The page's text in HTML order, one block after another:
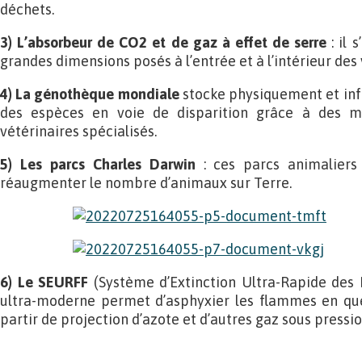
déchets.
3) L’absorbeur de CO2 et de gaz à effet de serre : il
grandes dimensions posés à l’entrée et à l’intérieur des
4) La génothèque mondialestocke physiquement et
des espèces en voie de disparition grâce à des
vétérinaires spécialisés.
5) Les parcs Charles Darwin : ces parcs
réaugmenter le nombre d’animaux sur Terre.
6) Le SEURFF (Système d’Extinction Ultra-Rapide
ultra-moderne permet d’asphyxier les flammes en
partir de projection d’azote et d’autres gaz sous